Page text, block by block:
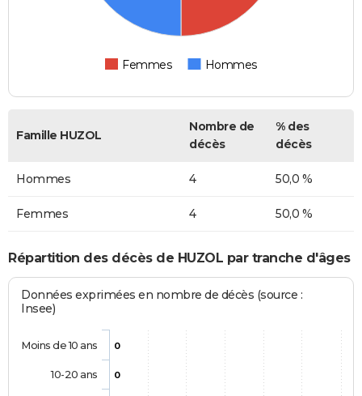
Femmes Hommes
Famille HUZOL
Nombre de
décès
% des
décès
Hommes 4 50,0 %
Femmes 4 50,0 %
Répartition des décès de HUZOL par tranche d'âges
Données exprimées en nombre de décès (source :
Insee)
0
0
Moins de 10 ans
10-20 ans